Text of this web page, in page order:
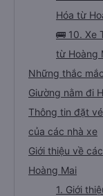
Hóa từ
🚌 10. Xe
từ Hoàng
Những thắc
Giường nằm đi
Thông tin đặt
của các nhà xe
Giới thiệu về
Hoàng Mai
1. Giới